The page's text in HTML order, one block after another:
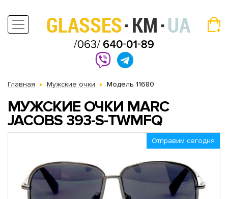
Главная Мужские очки Модель 11680
МУЖСКИЕ ОЧКИ MARC
JACOBS 393-S-TWMFQ
Отправим сегодня